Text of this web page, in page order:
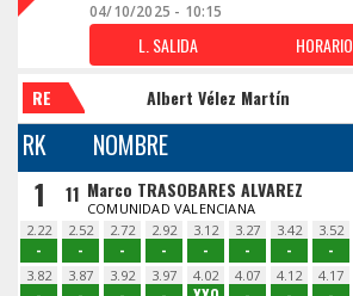
04/10/2025 - 10:15
L. SALIDA HORARIO
RE Albert Vélez Martín
RK NOMBRE
1 11 Marco TRASOBARES ALVAREZ
COMUNIDAD VALENCIANA
2.22
-
2.52
-
2.72
-
2.92
-
3.12
-
3.27
-
3.42
-
3.52
-
3.82 3.87 3.92 3.97 4.02 4.07 4.12 4.17